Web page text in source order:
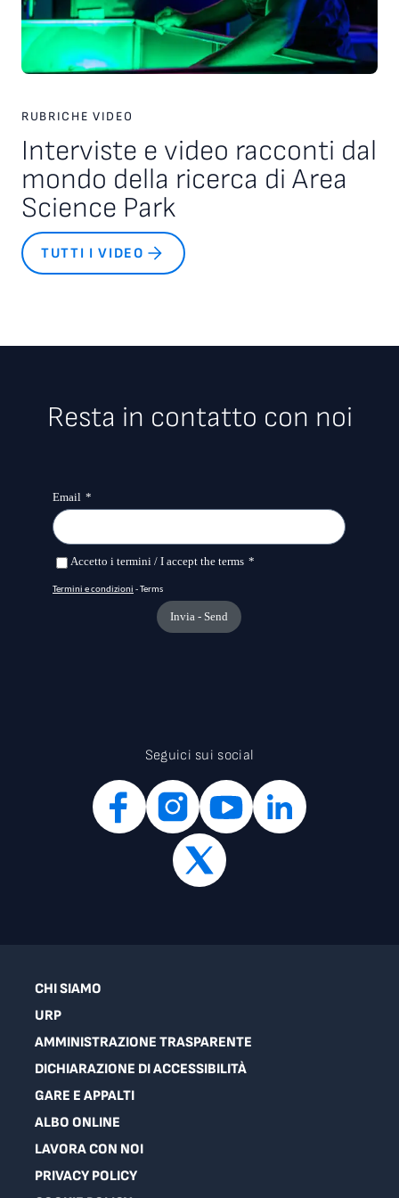
RUBRICHE VIDEO
Interviste e video racconti dal
mondo della ricerca di Area
Science Park
TUTTI I VIDEO
Resta in contatto con noi
Seguici sui social
CHI SIAMO
URP
AMMINISTRAZIONE TRASPARENTE
DICHIARAZIONE DI ACCESSIBILITÀ
GARE E APPALTI
ALBO ONLINE
LAVORA CON NOI
PRIVACY POLICY